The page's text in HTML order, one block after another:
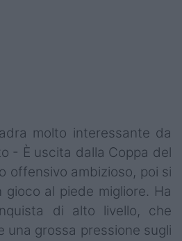
molto interessante da
- È uscita dalla Coppa del
offensivo ambizioso, poi si
al piede migliore. Ha
di alto livello, che
una grossa pressione sugli